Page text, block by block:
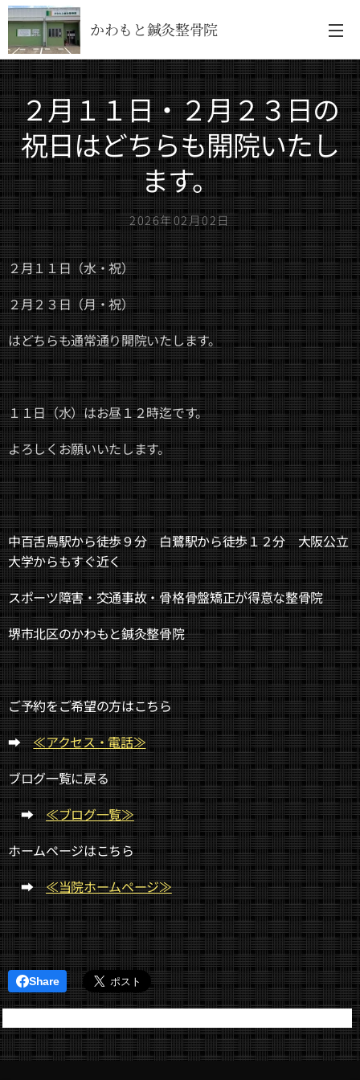
かわもと鍼灸整骨院
２月１１日・２月２３日の
祝日はどちらも開院いたし
ます。
2026年02月02日
２月１１日（水・祝）
２月２３日（月・祝）
はどちらも通常通り開院いたします。
１１日（水）はお昼１２時迄です。
よろしくお願いいたします。
中百舌鳥駅から徒歩９分 白鷺駅から徒歩１２分 大阪公立
大学からもすぐ近く
スポーツ障害・交通事故・骨格骨盤矯正が得意な整骨院
堺市北区のかわもと鍼灸整骨院
ご予約をご希望の方はこちら
➡≪アクセス・電話≫
ブログ一覧に戻る
➡ ≪ブログ一覧≫
ホームページはこちら
➡≪当院ホームページ≫
Share